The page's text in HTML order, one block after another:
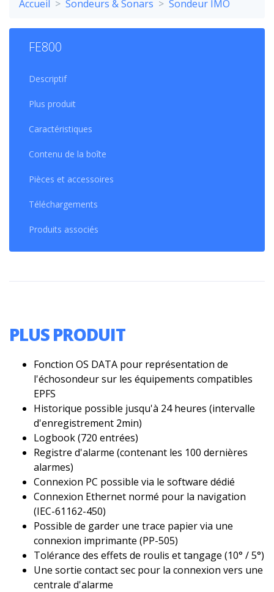
Accueil Sondeurs & Sonars Sondeur IMO
FE800
Descriptif
Plus produit
Caractéristiques
Contenu de la boîte
Pièces et accessoires
Téléchargements
Produits associés
PLUS PRODUIT
Fonction OS DATA pour représentation de
l'échosondeur sur les équipements compatibles
EPFS
Historique possible jusqu'à 24 heures (intervalle
d'enregistrement 2min)
Logbook (720 entrées)
Registre d'alarme (contenant les 100 dernières
alarmes)
Connexion PC possible via le software dédié
Connexion Ethernet normé pour la navigation
(IEC-61162-450)
Possible de garder une trace papier via une
connexion imprimante (PP-505)
Tolérance des effets de roulis et tangage (10° / 5°)
Une sortie contact sec pour la connexion vers une
centrale d'alarme